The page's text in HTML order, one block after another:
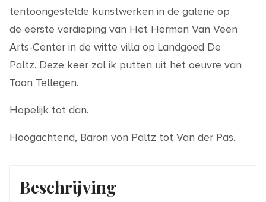
tentoongestelde kunstwerken in de galerie op
de eerste verdieping van Het Herman Van Veen
Arts-Center in de witte villa op Landgoed De
Paltz. Deze keer zal ik putten uit het oeuvre van
Toon Tellegen.
Hopelijk tot dan.
Hoogachtend, Baron von Paltz tot Van der Pas.
Beschrijving